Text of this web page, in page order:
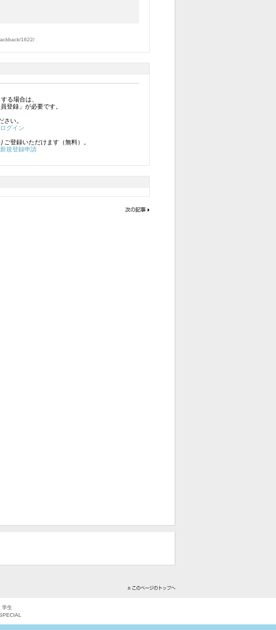
1622/
る場合は、
登録」が必要です。
い。
グイン
登録いただけます（無料）。
規登録申請
学生